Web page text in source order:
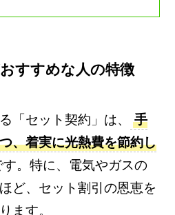
すすめな人の特徴
「セット契約」は、
手
、着実に光熱費を節約し
。特に、電気やガスの
ど、セット割引の恩恵を
ます。